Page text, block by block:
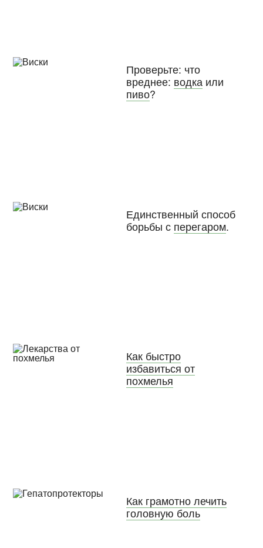
Проверьте: что
вреднее: водкаили
пиво?
Единственный способ
борьбы с перегаром.
Как быстро
избавиться от
похмелья
Как грамотно лечить
головную боль